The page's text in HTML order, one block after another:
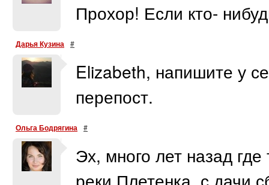
Прохор! Если кто-
Дарья Кузина #
Elizabeth, напишите у
перепост.
Ольга Бодрягина #
Эх, много лет назад
реки Плетенка, с дачи